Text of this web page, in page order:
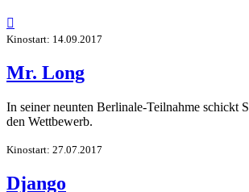

Kinostart: 14.09.2017
Mr. Long
In seiner neunten Berlinale-Teilnahme schickt
den Wettbewerb.
Kinostart: 27.07.2017
Django